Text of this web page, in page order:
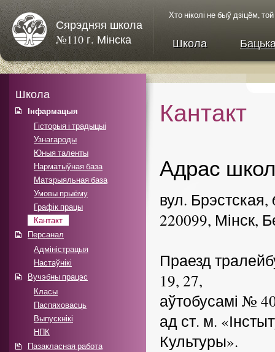
Сярэдняя школа
№110 г. Мінска
Хто ніколі не быў дзіцём,
Школа
Школа
Інфармацыя
Гісторыя і традыцыі
Узнагароды
Юныя таленты
Нарматыўная база
Матэрыяльная база
Умовы прыёму
Графік працы
Кантакт
Персанал
Адміністрацыя
Настаўнікі
Вучэбны працэс
Класы
Паспяховасць
Выпускнікі
НПК
Пазакласная работа
Кантакт
Адрас
вул. Брэстская,
220099, Мінск,
Праезд
19, 27,
аўтобусамі №
ад ст. м.
Культуры».